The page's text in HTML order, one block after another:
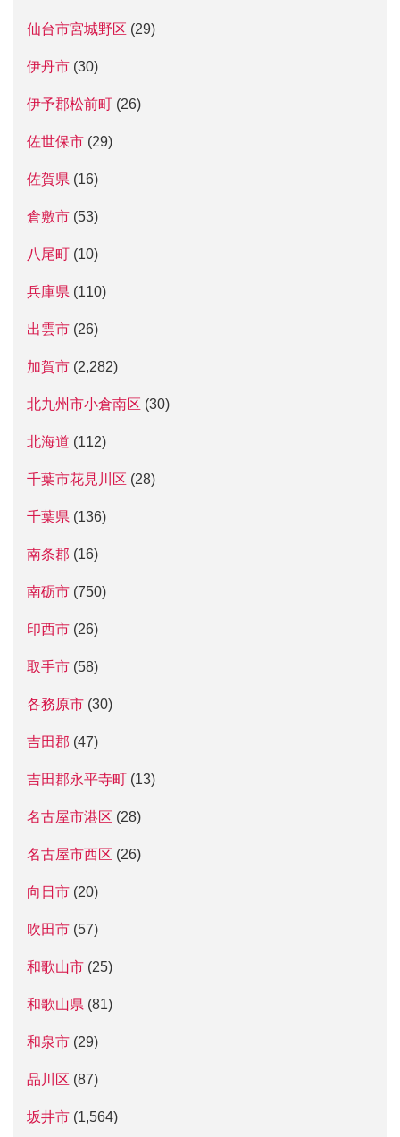
仙台市宮城野区 (29)
伊丹市 (30)
伊予郡松前町 (26)
佐世保市 (29)
佐賀県 (16)
倉敷市 (53)
八尾町 (10)
兵庫県 (110)
出雲市 (26)
加賀市 (2,282)
北九州市小倉南区 (30)
北海道 (112)
千葉市花見川区 (28)
千葉県 (136)
南条郡 (16)
南砺市 (750)
印西市 (26)
取手市 (58)
各務原市 (30)
吉田郡 (47)
吉田郡永平寺町 (13)
名古屋市港区 (28)
名古屋市西区 (26)
向日市 (20)
吹田市 (57)
和歌山市 (25)
和歌山県 (81)
和泉市 (29)
品川区 (87)
坂井市 (1,564)